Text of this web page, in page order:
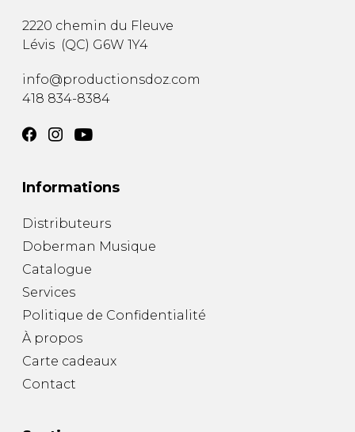
2220 chemin du Fleuve
Lévis (QC) G6W 1Y4
info@productionsdoz.com
418 834-8384
Informations
Distributeurs
Doberman Musique
Catalogue
Services
Politique de Confidentialité
À propos
Carte cadeaux
Contact